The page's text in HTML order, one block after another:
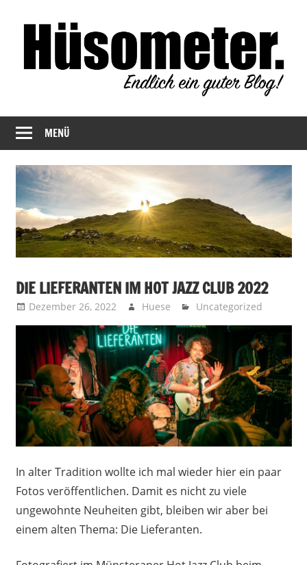
Inhalt
springen
Hüsometer
Blog
ein
guter
MENÜ
DIE LIEFERANTEN IM HOT JAZZ CLUB 2022
Dezember 26, 2022 Huese Uncategorized
In alter Tradition wollte ich mal wieder hier ein paar
Fotos veröffentlichen. Damit es nicht zu viele
ungewohnte Neuheiten gibt, bleiben wir aber bei
einem alten Thema: Die Lieferanten.